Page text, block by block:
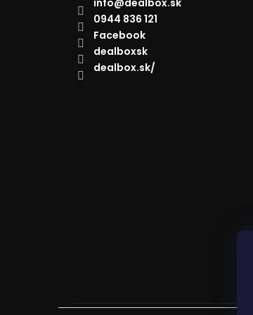
info@dealbox.sk
0944 836 121
Facebook
dealboxsk
dealbox.sk/